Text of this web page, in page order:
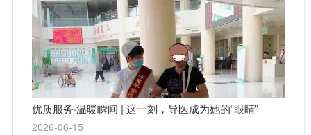
优质服务·温暖瞬间 | 这一刻，导医成为她的“眼睛”
2026-06-15